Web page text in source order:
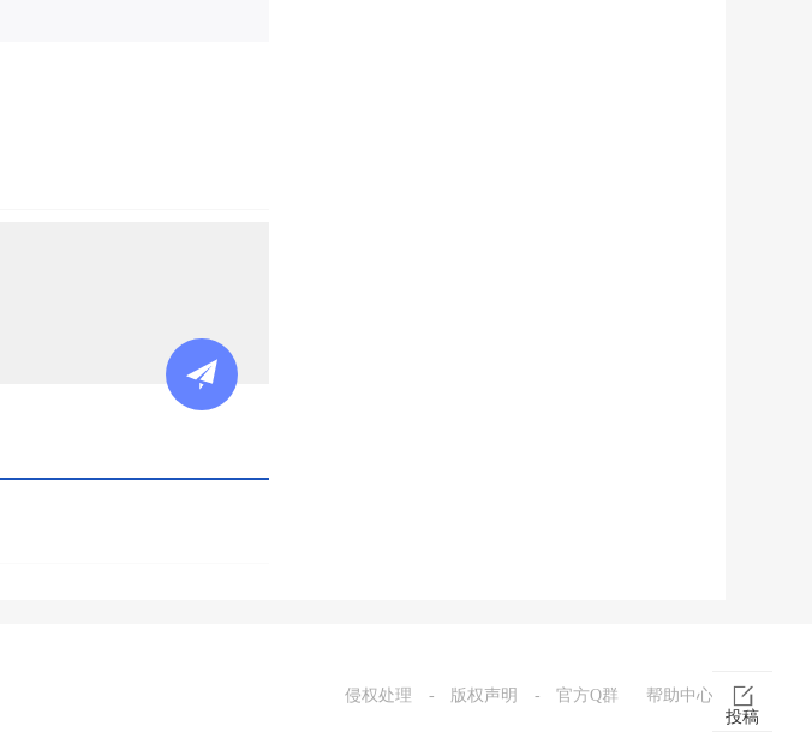
投稿
侵权处理 - 版权声明 - 官方Q群 帮助中心